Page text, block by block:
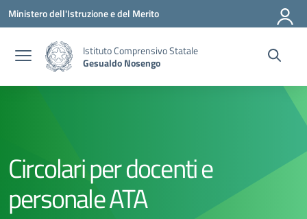
Vai ai contenuti
Vai al menu di navigazione
Vai al footer
Ministero dell'Istruzione e del Merito
Istituto Comprensivo Statale
Gesualdo Nosengo
Circolari per docenti e
personale ATA